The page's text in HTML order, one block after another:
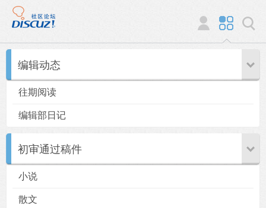
编辑动态
往期阅读
编辑部日记
初审通过稿件
小说
散文